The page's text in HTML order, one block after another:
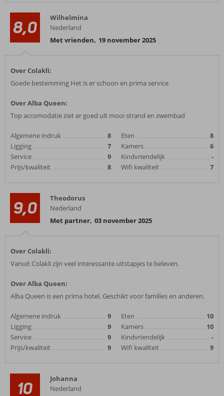
8,0
Wilhelmina
Nederland
Met vrienden, 19 november 2025
Over Colakli:
Goede bestemming Het is er schoon en prima service
Over Alba Queen:
Top accomodatie ziet er goed uit mooi strand en zwembad
Algemene indruk
8
Ligging
7
Service
9
Prijs/kwaliteit
8
Eten
8
Kamers
6
Kindvriendelijk
-
Wifi kwaliteit
7
9,0
Theodorus
Nederland
Met partner, 03 november 2025
Over Colakli:
Vanuit Colakli zijn veel interessante uitstapjes te beleven.
Over Alba Queen:
Alba Queen is een prima hotel. Geschikt voor families en anderen.
Algemene indruk
9
Ligging
9
Service
9
Prijs/kwaliteit
9
Eten
10
Kamers
10
Kindvriendelijk
-
Wifi kwaliteit
9
10
Johanna
Nederland